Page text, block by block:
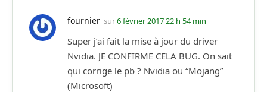
fournier sur6 février 2017 22 h 54 min
Super j’ai fait la mise à jour du driver
Nvidia. JE CONFIRME CELA BUG. On sait
qui corrige le pb ? Nvidia ou “Mojang”
(Microsoft)